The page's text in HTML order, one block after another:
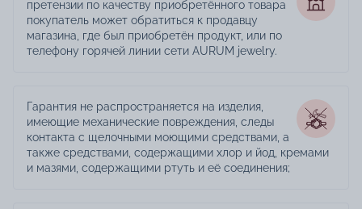
претензии по качеству приобретённого товара
покупатель может обратиться к продавцу
магазина, где был приобретён продукт, или по
телефону горячей линии сети AURUM jewelry.
Гарантия не распространяется на изделия,
имеющие механические повреждения, следы
контакта с щелочными моющими средствами, а
также средствами, содержащими хлор и йод, кремами
и мазями, содержащими ртуть и её соединения;